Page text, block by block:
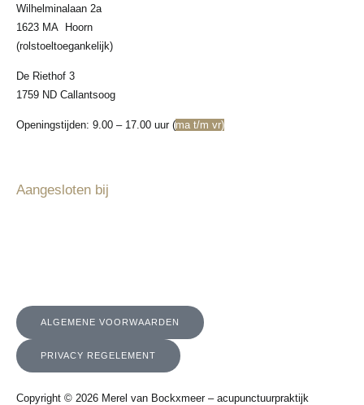
Wilhelminalaan 2a
1623 MA Hoorn
(rolstoeltoegankelijk)
De Riethof 3
1759 ND Callantsoog
Openingstijden: 9.00 – 17.00 uur (ma t/m vr)
Aangesloten bij
Copyright © 2026 Merel van Bockxmeer – acupunctuurpraktijk
ALGEMENE VOORWAARDEN
PRIVACY REGELEMENT